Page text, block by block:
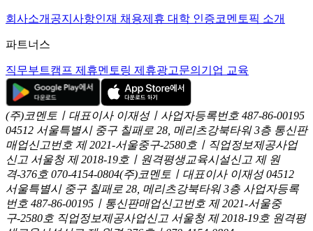
회사소개 공지사항인재 채용제휴 대학 인증코멘토픽 소개
파트너스
직무부트캠프 제휴멘토링 제휴광고문의 기업 교육
(주)코멘토ㅣ대표이사 이재성ㅣ사업자등록번호 487-86-00195
04512 서울특별시 중구 칠패로 28, 메리츠강북타워 3층 통신판
매업신고번호 제 2021-서울중구-2580호ㅣ직업정보제공사업
신고 서울청 제 2018-19호ㅣ원격평생교육시설신고 제 원
격-376호 070-4154-0804(주)코멘토ㅣ대표이사 이재성 04512
서울특별시 중구 칠패로 28, 메리츠강북타워 3층 사업자등록
번호 487-86-00195ㅣ통신판매업신고번호 제 2021-서울중
구-2580호 직업정보제공사업신고 서울청 제 2018-19호 원격평